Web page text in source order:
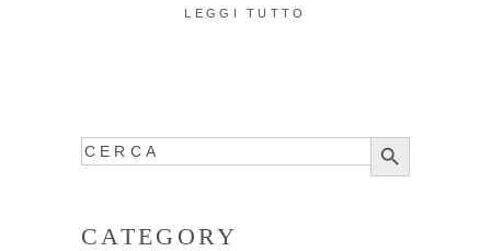
LEGGI TUTTO
Search
for:
Search
Button
CATEGORY